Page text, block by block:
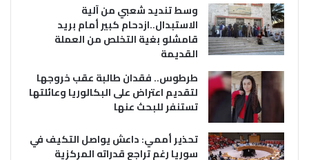
وسط تنديد شعبي من آلية
الاستبدال..ازدحام كبير أمام بريد
قامشلو بغية التخلص من العملة
القديمة
طرطوس.. فقدان طالبة عقب خروجها
لتقديم اعتراض على البكالوريا وعائلتها
تستنفر للبحث عنها
تحذير أممي: داعش يواصل التكيف في
سوريا رغم تراجع قدراته المركزية